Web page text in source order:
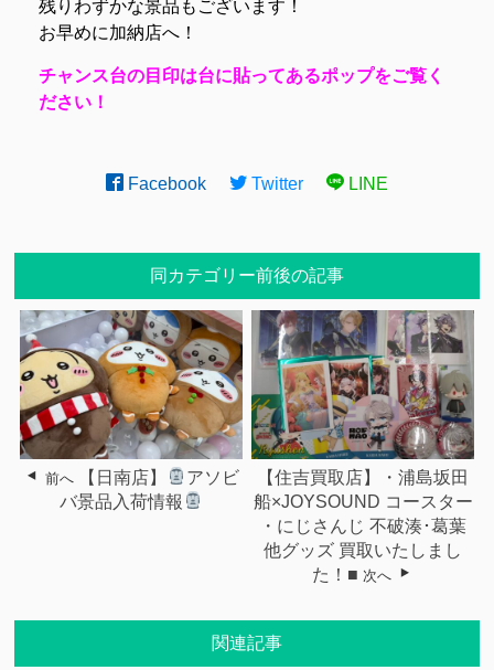
残りわずかな景品もございます！
お早めに加納店へ！
チャンス台の目印は台に貼ってあるポップをご覧く
ださい！
Facebook Twitter LINE
同カテゴリー前後の記事
前へ 【日南店】
アソビ
バ景品入荷情報
【住吉買取店】・浦島坂田
船×JOYSOUND コースター
・にじさんじ 不破湊･葛葉
他グッズ 買取いたしまし
た！■ 次へ
関連記事